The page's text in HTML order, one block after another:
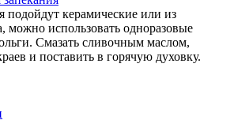
подойдут керамические или из
можно использовать одноразовые
Смазать сливочным маслом,
и поставить в горячую духовку.